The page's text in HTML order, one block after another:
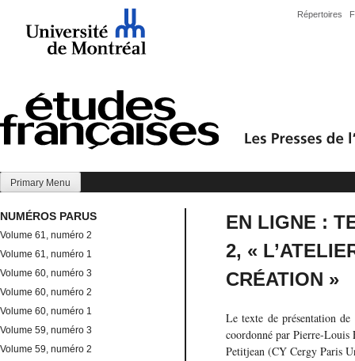
Répertoires
Primary Menu
EN LIGNE :
2, «
CRÉATION »
Le texte de présentation
coordonné par Pierre-
Petitjean (CY Cergy Paris
NUMÉROS PARUS
Volume 61, numéro 2
Volume 61, numéro 1
Volume 60, numéro 3
Volume 60, numéro 2
Volume 60, numéro 1
Volume 59, numéro 3
Volume 59, numéro 2